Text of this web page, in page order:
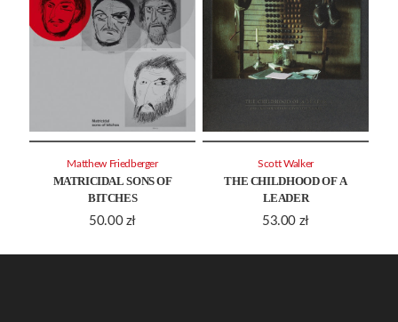
MATRICIDAL SONS OF
BITCHES
50.00 zł
Matthew Friedberger
THE CHILDHOOD OF A
LEADER
53.00 zł
Scott Walker